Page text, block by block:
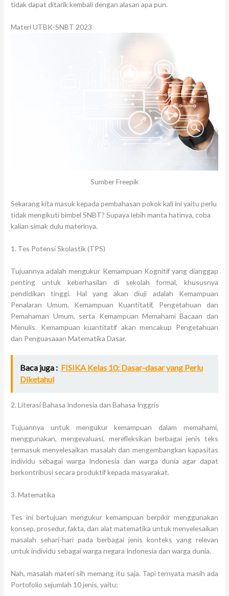
tidak dapat ditarik kembali dengan alasan apa pun.
Materi UTBK-SNBT 2023
Sumber Freepik
Sekarang kita masuk kepada pembahasan pokok kali ini yaitu perlu
tidak mengikuti bimbel SNBT? Supaya lebih manta hatinya, coba
kalian simak dulu materinya.
1. Tes Potensi Skolastik (TPS)
Tujuannya adalah mengukur Kemampuan Kognitif yang dianggap
penting untuk keberhasilan di sekolah formal, khususnya
pendidikan tinggi. Hal yang akan diuji adalah Kemampuan
Penalaran Umum, Kemampuan Kuantitatif, Pengetahuan dan
Pemahaman Umum, serta Kemampuan Memahami Bacaan dan
Menulis. Kemampuan kuantitatif akan mencakup Pengetahuan
dan Penguasaaan Matematika Dasar.
Baca juga : FISIKA Kelas 10: Dasar-dasar yang Perlu
Diketahui
2. Literasi Bahasa Indonesia dan Bahasa Inggris
Tujuannya untuk mengukur kemampuan dalam memahami,
menggunakan, mengevaluasi, merefleksikan berbagai jenis teks
termasuk menyelesaikan masalah dan mengembangkan kapasitas
individu sebagai warga Indonesia dan warga dunia agar dapat
berkontribusi secara produktif kepada masyarakat.
3. Matematika
Tes ini bertujuan mengukur kemampuan berpikir menggunakan
konsep, prosedur, fakta, dan alat matematika untuk menyelesaikan
masalah sehari-hari pada berbagai jenis konteks yang relevan
untuk individu sebagai warga negara Indonesia dan warga dunia.
Nah, masalah materi sih memang itu saja. Tapi ternyata masih ada
Portofolio sejumlah 10 jenis, yaitu: